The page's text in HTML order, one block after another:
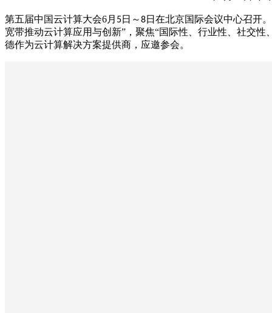
第五届中国云计算大会6月 5日～8日在北京国际会议中心召开
宽带推动云计算应用与创新”，聚焦“国际性、行业性、社交性
德作为云计算解决方案提供商，应邀参会。